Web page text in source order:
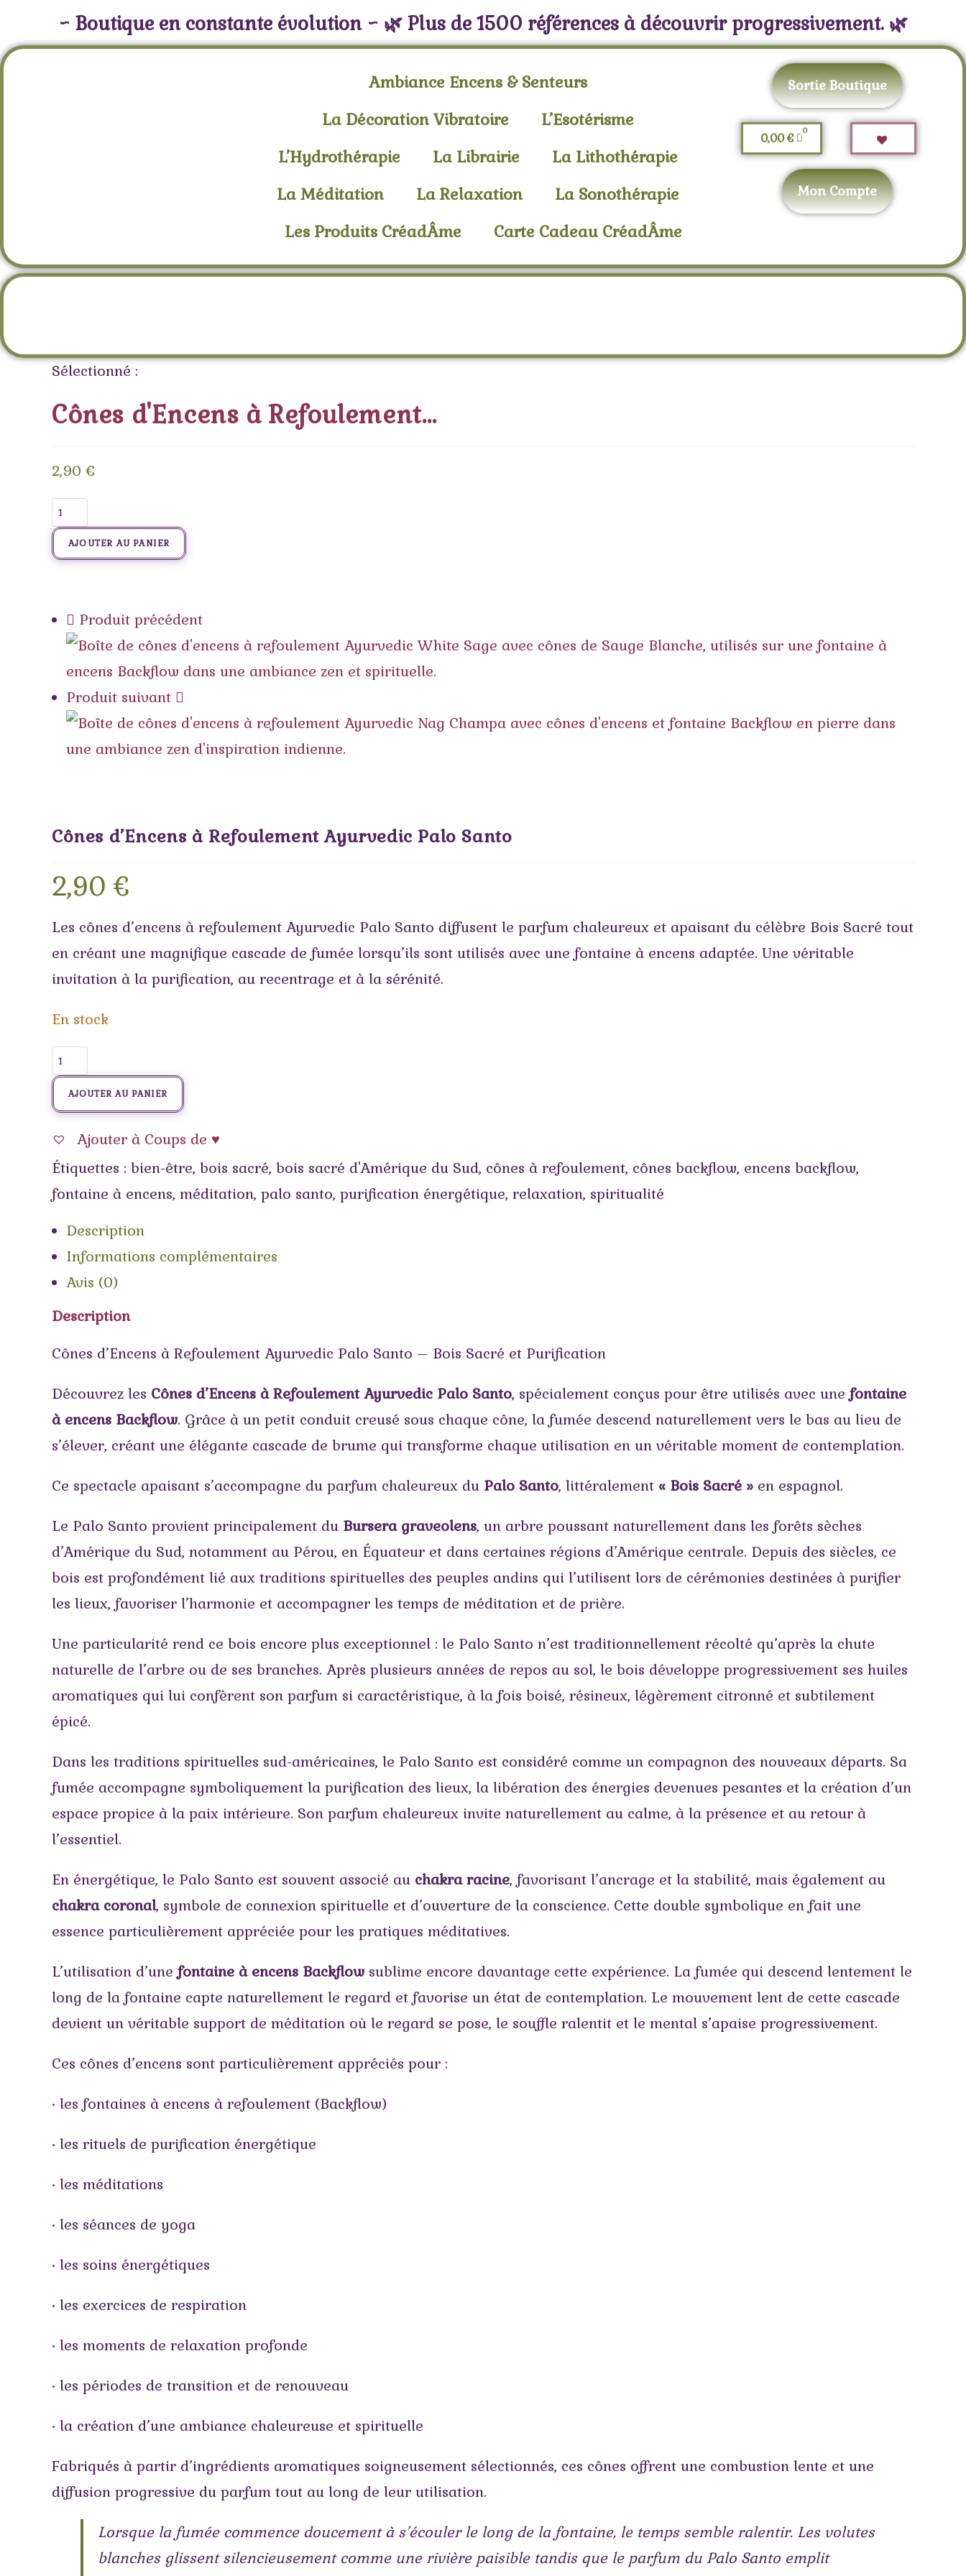
~ Boutique en constante évolution ~ 🌿 Plus de 1500 références à découvrir progressivement. 🌿
Ambiance Encens & Senteurs
La Décoration Vibratoire
L’Esotérisme
L’Hydrothérapie
La Librairie
La Lithothérapie
La Méditation
La Relaxation
La Sonothérapie
Les Produits CréadÂme
Carte Cadeau CréadÂme
Sortie Boutique
0,00€
Mon Compte
Sélectionné :
Cônes d'Encens à Refoulement…
2,90 €
AJOUTER AU PANIER
Produit précédent
Produit suivant
Cônes d’Encens à Refoulement Ayurvedic Palo Santo
2,90 €
Les cônes d’encens à refoulement Ayurvedic Palo Santo diffusent le parfum chaleureux et apaisant du célèbre Bois Sacré tout
en créant une magnifique cascade de fumée lorsqu’ils sont utilisés avec une fontaine à encens adaptée. Une véritable
invitation à la purification, au recentrage et à la sérénité.
En stock
AJOUTER AU PANIER
Ajouter à Coups de ♥
Étiquettes : bien-être, bois sacré, bois sacré d'Amérique du Sud, cônes à refoulement, cônes backflow, encens backflow,
fontaine à encens, méditation, palo santo, purification énergétique, relaxation, spiritualité
Description
Informations complémentaires
Avis (0)
Description
Cônes d’Encens à Refoulement Ayurvedic Palo Santo – Bois Sacré et Purification
Découvrez les Cônes d’Encens à Refoulement Ayurvedic Palo Santo, spécialement conçus pour être utilisés avec unefontaine
à encens Backflow. Grâce à un petit conduit creusé sous chaque cône, la fumée descend naturellement vers le bas au lieu de
s’élever, créant une élégante cascade de brume qui transforme chaque utilisation en un véritable moment de contemplation.
Ce spectacle apaisant s’accompagne du parfum chaleureux du Palo Santo, littéralement « Bois Sacré » en espagnol.
Le Palo Santo provient principalement du Bursera graveolens, un arbre poussant naturellement dans les forêts sèches
d’Amérique du Sud, notamment au Pérou, en Équateur et dans certaines régions d’Amérique centrale. Depuis des siècles, ce
bois est profondément lié aux traditions spirituelles des peuples andins qui l’utilisent lors de cérémonies destinées à purifier
les lieux, favoriser l’harmonie et accompagner les temps de méditation et de prière.
Une particularité rend ce bois encore plus exceptionnel : le Palo Santo n’est traditionnellement récolté qu’après la chute
naturelle de l’arbre ou de ses branches. Après plusieurs années de repos au sol, le bois développe progressivement ses huiles
aromatiques qui lui confèrent son parfum si caractéristique, à la fois boisé, résineux, légèrement citronné et subtilement
épicé.
Dans les traditions spirituelles sud-américaines, le Palo Santo est considéré comme un compagnon des nouveaux départs. Sa
fumée accompagne symboliquement la purification des lieux, la libération des énergies devenues pesantes et la création d’un
espace propice à la paix intérieure. Son parfum chaleureux invite naturellement au calme, à la présence et au retour à
l’essentiel.
En énergétique, le Palo Santo est souvent associé au chakra racine, favorisant l’ancrage et la stabilité, mais également au
chakra coronal, symbole de connexion spirituelle et d’ouverture de la conscience. Cette double symbolique en fait une
essence particulièrement appréciée pour les pratiques méditatives.
L’utilisation d’unefontaine à encens Backflow sublime encore davantage cette expérience. La fumée qui descend lentement le
long de la fontaine capte naturellement le regard et favorise un état de contemplation. Le mouvement lent de cette cascade
devient un véritable support de méditation où le regard se pose, le souffle ralentit et le mental s’apaise progressivement.
Ces cônes d’encens sont particulièrement appréciés pour :
• les fontaines à encens à refoulement (Backflow)
• les rituels de purification énergétique
• les méditations
• les séances de yoga
• les soins énergétiques
• les exercices de respiration
• les moments de relaxation profonde
• les périodes de transition et de renouveau
• la création d’une ambiance chaleureuse et spirituelle
Fabriqués à partir d’ingrédients aromatiques soigneusement sélectionnés, ces cônes offrent une combustion lente et une
diffusion progressive du parfum tout au long de leur utilisation.
Lorsque la fumée commence doucement à s’écouler le long de la fontaine, le temps semble ralentir. Les volutes
blanches glissent silencieusement comme une rivière paisible tandis que le parfum du Palo Santo emplit